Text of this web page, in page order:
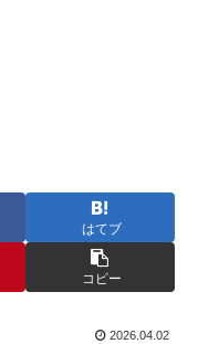
はてブ
コピー
2026.04.02